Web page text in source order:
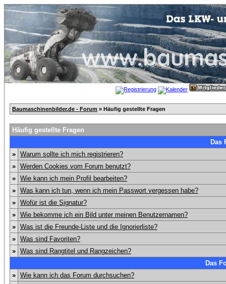
Baumaschinenbilder.de - Forum » Häufig gestellte Fragen
Häufig gestellte Fragen
Das
» Warum sollte ich mich registrieren?
» Werden Cookies vom Forum benutzt?
» Wie kann ich mein Profil bearbeiten?
» Was kann ich tun, wenn ich mein Passwort vergessen habe?
» Wofür ist die Signatur?
» Wie bekomme ich ein Bild unter meinen Benutzernamen?
» Was ist die Freunde-Liste und die Ignorierliste?
» Was sind Favoriten?
» Was sind Rangtitel und Rangzeichen?
Das
» Wie kann ich das Forum durchsuchen?